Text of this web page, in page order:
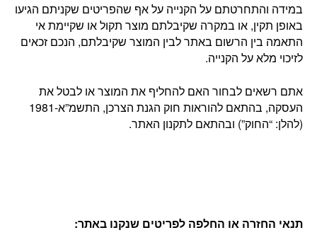
במידה והתחרטתם על הקנייה על אף שהפריטים שקניתם הגיעו
באופן תקין, או במקרה שקיבלתם מוצר תקול או שקיימת אי
התאמה בין הרשום באתר לבין המוצר שקיבלתם, הנכם זכאים
לזיכוי מלא על הקנייה.
אתם רשאים לבחור האם להחליף את המוצר או לבטל את
העסקה, בהתאם להוראות חוק הגנת הצרכן, התשמ”א-1981
(להלן: “החוק”) ובהתאם לתקנון האתר.
תנאי החזרה או החלפה לפריטים שנקנו באתר: